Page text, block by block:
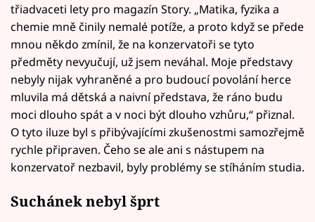
třiadvaceti lety pro magazín Story. „Matika, fyzika a
chemie mně činily nemalé potíže, a proto když se přede
mnou někdo zmínil, že na konzervatoři se tyto
předměty nevyučují, už jsem neváhal. Moje představy
nebyly nijak vyhraněné a pro budoucí povolání herce
mluvila má dětská a naivní představa, že ráno budu
moci dlouho spát a v noci být dlouho vzhůru,“ přiznal.
O tyto iluze byl s přibývajícími zkušenostmi samozřejmě
rychle připraven. Čeho se ale ani s nástupem na
konzervatoř nezbavil, byly problémy se stíháním studia.
Suchánek nebyl šprt